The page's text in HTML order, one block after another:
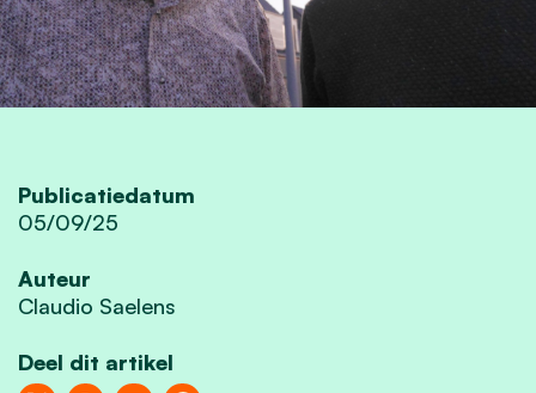
Publicatiedatum
05/09/25
Auteur
Claudio Saelens
Deel dit artikel